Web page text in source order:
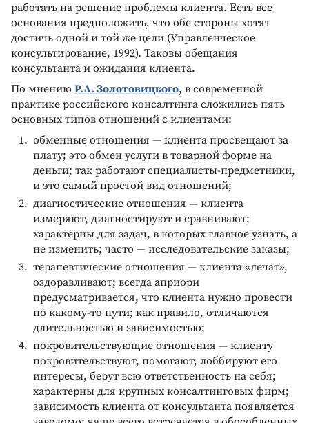
работать на решение проблемы клиента. Есть все
основания предположить, что обе стороны хотят
достичь одной и той же цели (Управленческое
консультирование, 1992). Таковы обещания
консультанта и ожидания клиента.
По мнению Р.А. Золотовицкого, в современной
практике российского консалтинга сложились пять
основных типов отношений с клиентами:
обменные отношения — клиента просвещают за
плату; это обмен услуги в товарной форме на
деньги; так работают специалисты-предметники,
и это самый простой вид отношений;
диагностические отношения — клиента
измеряют, диагностируют и сравнивают;
характерны для задач, в которых главное узнать, а
не изменить; часто — исследовательские заказы;
терапевтические отношения — клиента «лечат»,
оздоравливают; всегда априори
предусматривается, что клиента нужно провести
по какому-то пути; как правило, отличаются
длительностью и зависимостью;
покровительствующие отношения — клиенту
покровительствуют, помогают, лоббируют его
интересы, берут всю ответственность на себя;
характерны для крупных консалтинговых фирм;
зависимость клиента от консультанта появляется